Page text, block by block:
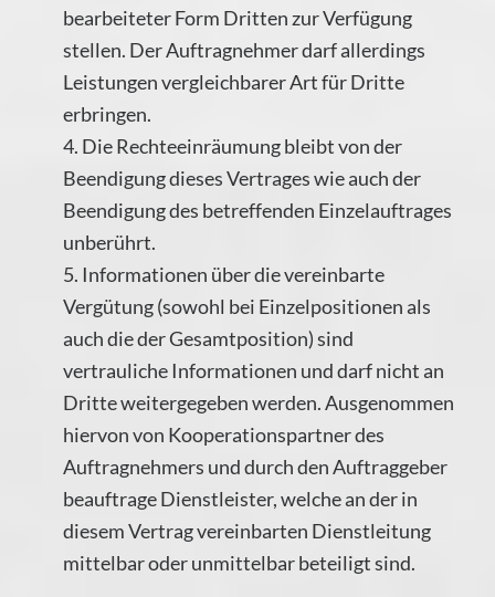
bearbeiteter Form Dritten zur Verfügung
stellen. Der Auftragnehmer darf allerdings
Leistungen vergleichbarer Art für Dritte
erbringen.
4. Die Rechteeinräumung bleibt von der
Beendigung dieses Vertrages wie auch der
Beendigung des betreffenden Einzelauftrages
unberührt.
5. Informationen über die vereinbarte
Vergütung (sowohl bei Einzelpositionen als
auch die der Gesamtposition) sind
vertrauliche Informationen und darf nicht an
Dritte weitergegeben werden. Ausgenommen
hiervon von Kooperationspartner des
Auftragnehmers und durch den Auftraggeber
beauftrage Dienstleister, welche an der in
diesem Vertrag vereinbarten Dienstleitung
mittelbar oder unmittelbar beteiligt sind.